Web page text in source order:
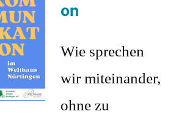
on
Wie sprechen
wir miteinander,
ohne zu